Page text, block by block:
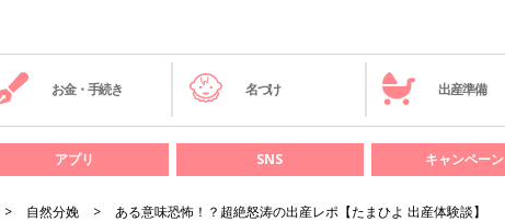
お金・手続き 名づけ 出産準備
アプリ SNS キャンペーン
自然分娩 ある意味恐怖！？超絶怒涛の出産レポ【たまひよ 出産体験談】